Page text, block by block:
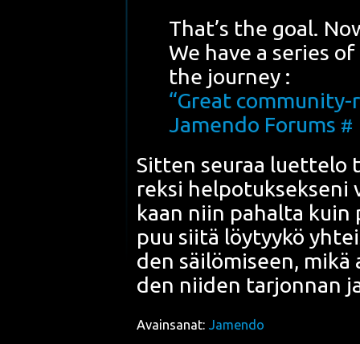
That’s the goal.
We have a series
the journey :
“Great
Jamen­do Forums #
Sit­ten seu­raa luet­te­lo
rek­si
kaan niin pahal­ta
puu sii­tä löy­tyy­kö
den säi­lö­mi­seen,
den nii­den tar­jon­nan
Avainsanat: Jamendo